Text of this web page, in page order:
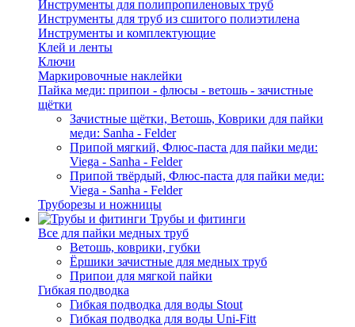
Инструменты для полипропиленовых труб
Инструменты для труб из сшитого полиэтилена
Инструменты и комплектующие
Клей и ленты
Ключи
Маркировочные наклейки
Пайка меди: припои - флюсы - ветошь - зачистные
щётки
Зачистные щётки, Ветошь, Коврики для пайки
меди: Sanha - Felder
Припой мягкий, Флюс-паста для пайки меди:
Viega - Sanha - Felder
Припой твёрдый, Флюс-паста для пайки меди:
Viega - Sanha - Felder
Труборезы и ножницы
Трубы и фитинги
Все для пайки медных труб
Ветошь, коврики, губки
Ёршики зачистные для медных труб
Припои для мягкой пайки
Гибкая подводка
Гибкая подводка для воды Stout
Гибкая подводка для воды Uni-Fitt